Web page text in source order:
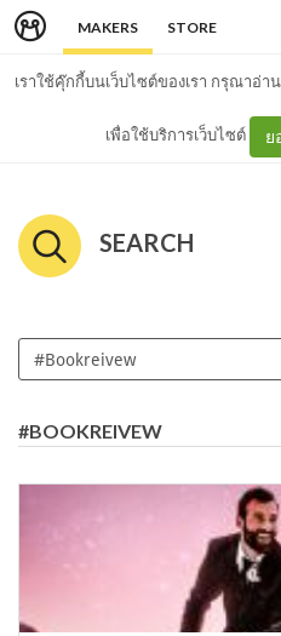
MAKERS STORE
เราใช้คุ๊กกี้บนเว็บไซต์ของเรา กรุณาอ่า
เพื่อใช้บริการเว็บไซต์ ย
SEARCH
#BOOKREIVEW